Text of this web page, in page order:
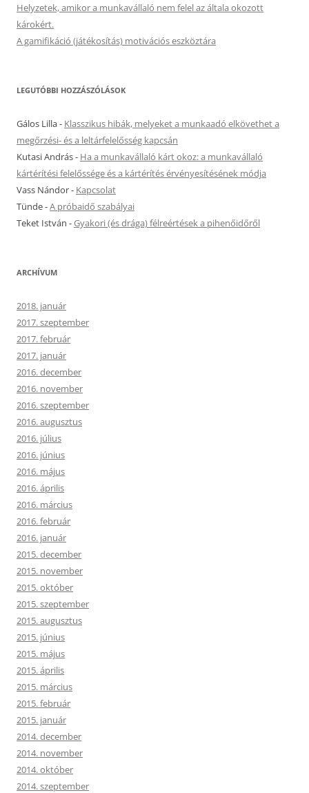
Helyzetek, amikor a munkavállaló nem felel az általa okozott
károkért.
A gamifikáció (játékosítás) motivációs eszköztára
LEGUTÓBBI HOZZÁSZÓLÁSOK
Gálos Lilla- Klasszikus hibák, melyeket a munkaadó elkövethet a
megőrzési- és a leltárfelelősség kapcsán
Kutasi András- Ha a munkavállaló kárt okoz: a munkavállaló
kártérítési felelőssége és a kártérítés érvényesítésének módja
Vass Nándor- Kapcsolat
Tünde-A próbaidő szabályai
Teket István -Gyakori (és drága) félreértések a pihenőidőről
ARCHÍVUM
2018. január
2017. szeptember
2017. február
2017. január
2016. december
2016. november
2016. szeptember
2016. augusztus
2016. július
2016. június
2016. május
2016. április
2016. március
2016. február
2016. január
2015. december
2015. november
2015. október
2015. szeptember
2015. augusztus
2015. június
2015. május
2015. április
2015. március
2015. február
2015. január
2014. december
2014. november
2014. október
2014. szeptember